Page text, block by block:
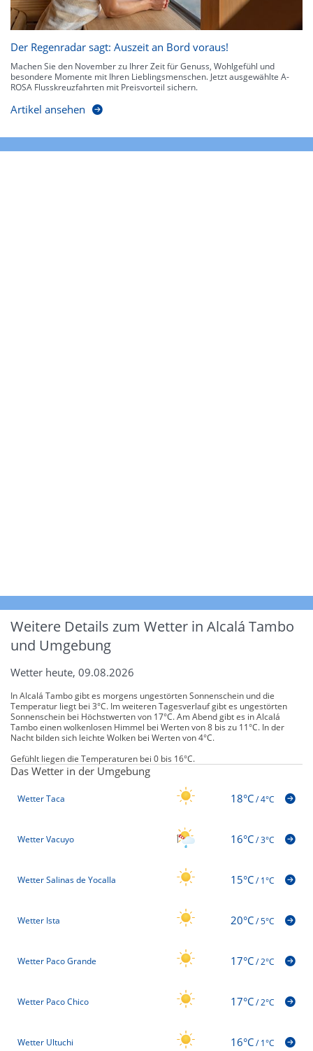
Der Regenradar sagt: Auszeit an Bord voraus!
Machen Sie den November zu Ihrer Zeit für Genuss, Wohlgefühl und
besondere Momente mit Ihren Lieblingsmenschen. Jetzt ausgewählte A-
ROSA Flusskreuzfahrten mit Preisvorteil sichern.
Artikel ansehen
Weitere Details zum Wetter in Alcalá Tambo
und Umgebung
Wetter heute, 09.08.2026
In Alcalá Tambo gibt es morgens ungestörten Sonnenschein und die
Temperatur liegt bei 3°C. Im weiteren Tagesverlauf gibt es ungestörten
Sonnenschein bei Höchstwerten von 17°C. Am Abend gibt es in Alcalá
Tambo einen wolkenlosen Himmel bei Werten von 8 bis zu 11°C. In der
Nacht bilden sich leichte Wolken bei Werten von 4°C.
Gefühlt liegen die Temperaturen bei 0 bis 16°C.
Das Wetter in der Umgebung
Wetter Taca 18°C/4°C
Wetter Vacuyo 16°C/3°C
Wetter Salinas de Yocalla 15°C/1°C
Wetter Ista 20°C/5°C
Wetter Paco Grande 17°C/2°C
Wetter Paco Chico 17°C/2°C
Wetter Ultuchi 16°C/1°C